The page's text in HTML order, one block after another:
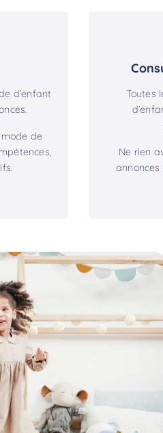
d’enfant
de
Toutes
Ne rien
annonces